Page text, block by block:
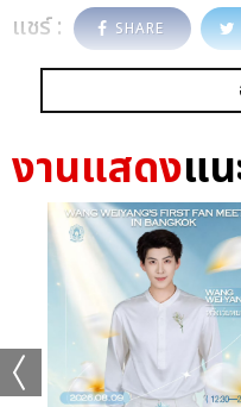
แชร์ : SHARE
งานแสดงแ